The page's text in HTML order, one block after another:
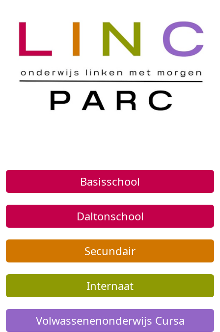
Basisschool
Daltonschool
Secundair
Internaat
Volwassenenonderwijs Cursa